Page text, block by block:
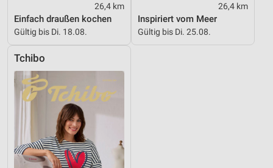
26,4 km
Einfach draußen kochen
Gültig bis Di. 18.08.
26,4 km
Inspiriert vom Meer
Gültig bis Di. 25.08.
Tchibo